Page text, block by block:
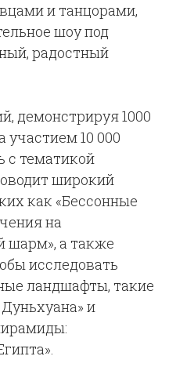
и танцорами,
шоу под
радостный
демонстрируя 1000
участием 10 000
с тематикой
широкий
как «Бессонные
на
шарм», а также
исследовать
ландшафты, такие
и